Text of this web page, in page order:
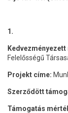
1.
Kedvezményezett
Felelősségű
Projekt címe:
Szerződött
Támogatás